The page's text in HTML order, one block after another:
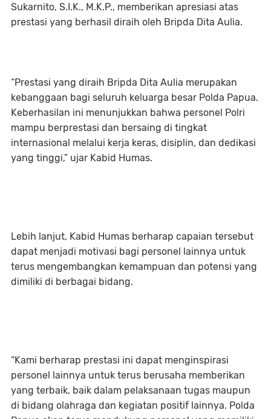
Sukarnito, S.I.K., M.K.P., memberikan apresiasi atas
prestasi yang berhasil diraih oleh Bripda Dita Aulia.
“Prestasi yang diraih Bripda Dita Aulia merupakan
kebanggaan bagi seluruh keluarga besar Polda Papua.
Keberhasilan ini menunjukkan bahwa personel Polri
mampu berprestasi dan bersaing di tingkat
internasional melalui kerja keras, disiplin, dan dedikasi
yang tinggi,” ujar Kabid Humas.
Lebih lanjut, Kabid Humas berharap capaian tersebut
dapat menjadi motivasi bagi personel lainnya untuk
terus mengembangkan kemampuan dan potensi yang
dimiliki di berbagai bidang.
“Kami berharap prestasi ini dapat menginspirasi
personel lainnya untuk terus berusaha memberikan
yang terbaik, baik dalam pelaksanaan tugas maupun
di bidang olahraga dan kegiatan positif lainnya. Polda